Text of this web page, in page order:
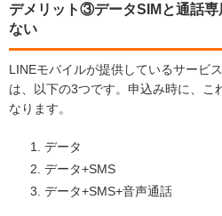
デメリット③データSIMと通話専
ない
LINEモバイルが提供しているサービ
は、以下の3つです。申込み時に、こ
なります。
データ
データ+SMS
データ+SMS+音声通話